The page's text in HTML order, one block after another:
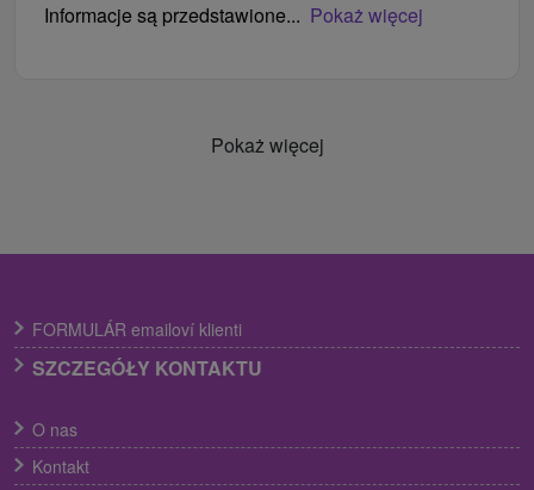
Informacje są przedstawione... Pokaż więcej
Pokaż więcej
FORMULÁR emailoví klienti
SZCZEGÓŁY KONTAKTU
O nas
Kontakt